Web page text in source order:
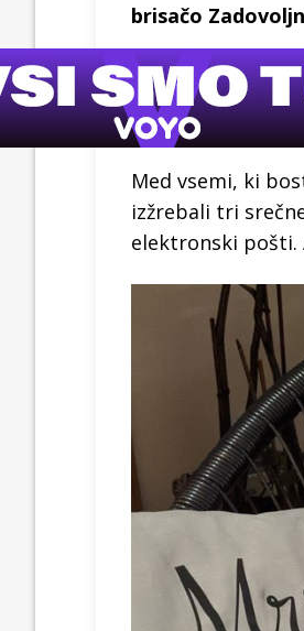
brisačo
Med vsemi, ki
izžrebali tri
elektronski pošti.